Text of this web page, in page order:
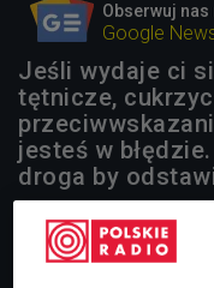
Obserwuj nas
Google
Jeśli wydaje ci
tętnicze,
jesteś w
droga by
AUDIO 1 plik